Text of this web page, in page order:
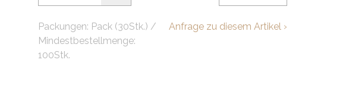
Packungen: Pack (30Stk.) /
Mindestbestellmenge:
100Stk.
Anfrage zu diesem Artikel ›